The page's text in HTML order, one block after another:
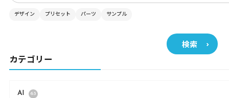
デザイン プリセット パーツ サンプル
検索
カテゴリー
AI 63